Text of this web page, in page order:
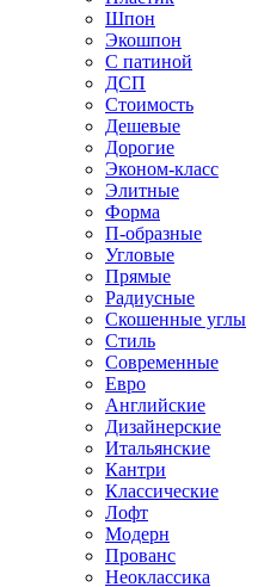
Шпон
Экошпон
С патиной
ДСП
Стоимость
Дешевые
Дорогие
Эконом-класс
Элитные
Форма
П-образные
Угловые
Прямые
Радиусные
Скошенные углы
Стиль
Современные
Евро
Английские
Дизайнерские
Итальянские
Кантри
Классические
Лофт
Модерн
Прованс
Неоклассика